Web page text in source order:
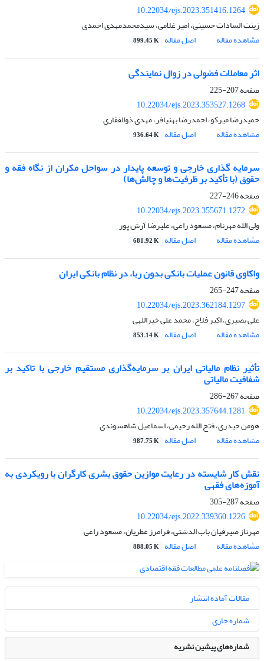
10.22034/ejs.2023.351416.1264
زینت السادات حسینی، امیر غلامی، سیدمحمدمهدی احمدی
مشاهده مقاله
اصل مقاله 899.45 K
اثر معاملات فضولی در زوال نمایندگی
صفحه207-225
10.22034/ejs.2023.353527.1268
حمیدرضا میرکو، احمدرضا بهنیافر، مهدی ذوالفقاری
مشاهده مقاله
اصل مقاله 936.64 K
سرمایه گذاری خارجی و توسعه پایدار در سواحل مکران از نگاه فقه و
حقوق (با تأکید بر ظرفیت‌ها و چالش‌ها)
صفحه246-227
10.22034/ejs.2023.355671.1272
ولی الله مهرنام، مسعود راعی، علیرضا آرش پور
مشاهده مقاله
اصل مقاله 681.92 K
واکاوی قانون عملیات بانکی بدون ربا، در نظام بانکی ایران
صفحه247-265
10.22034/ejs.2023.362184.1297
علی بصیری، اکبر فلاح، محمد علی خیراللهی
مشاهده مقاله
اصل مقاله 853.14 K
تأثیر نظام مالیاتی ایران بر سرمایه‌گذاری مستقیم خارجی با تاکید بر
شفافیت مالیاتی
صفحه267-286
10.22034/ejs.2023.357644.1281
هومن حیدری، فتح الله رحیمی، اسماعیل شاهسوندی
مشاهده مقاله
اصل مقاله 987.75 K
نقش کار شایسته در رعایت موازین حقوق بشری کارگران با رویکردی به
آموزه‌های فقهی
صفحه287-305
10.22034/ejs.2022.339360.1226
مهرناز صیرفیان باب الدشتى، فرامرز عطریان، مسعود راعی
مشاهده مقاله
اصل مقاله 888.05 K
مقالات آماده انتشار
شماره جاری
شماره‌های پیشین نشریه